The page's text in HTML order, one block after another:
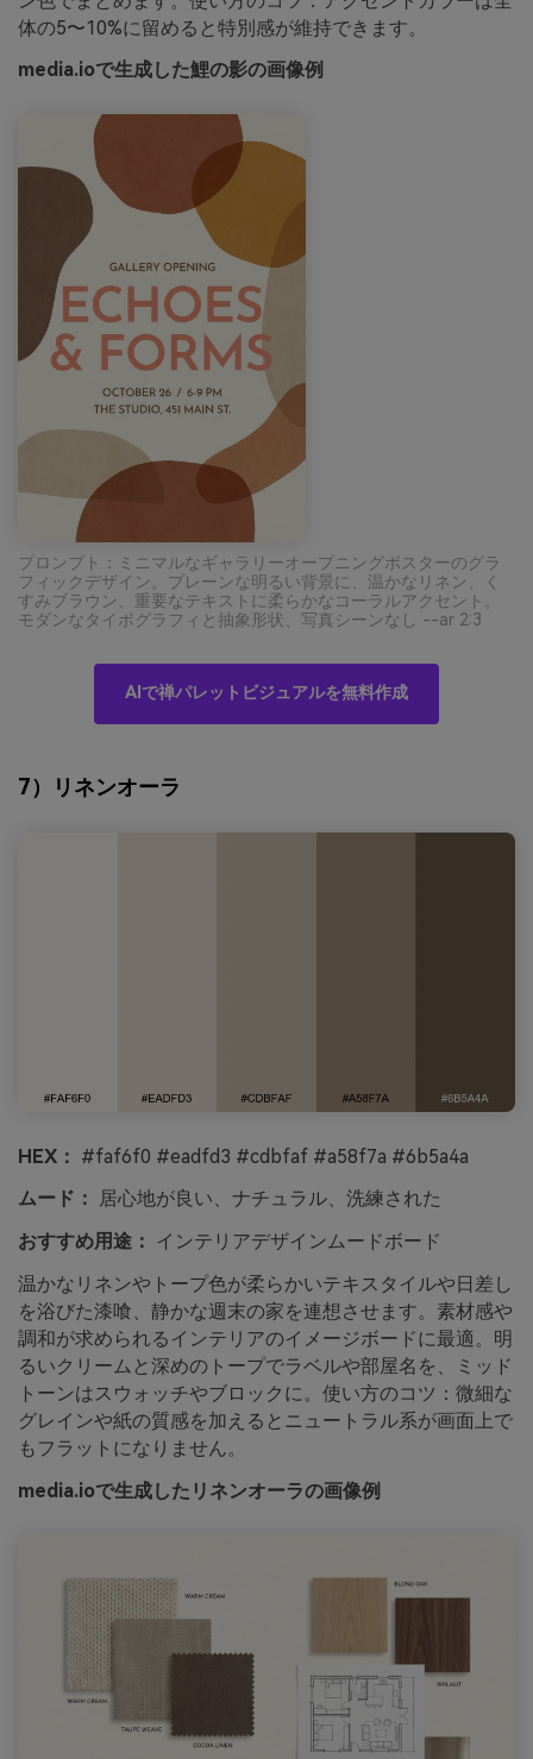
体の5〜10%に留めると特別感が維持できます。
media.ioで生成した鯉の影の画像例
プロンプト：ミニマルなギャラリーオープニングポスターのグラ
フィックデザイン。プレーンな明るい背景に、温かなリネン、く
すみブラウン、重要なテキストに柔らかなコーラルアクセント。
モダンなタイポグラフィと抽象形状、写真シーンなし --ar 2:3
AIで禅パレットビジュアルを無料作成
7）リネンオーラ
HEX： #faf6f0 #eadfd3 #cdbfaf #a58f7a #6b5a4a
ムード：
居心地が良い、ナチュラル、洗練された
おすすめ用途：
インテリアデザインムードボード
温かなリネンやトープ色が柔らかいテキスタイルや日差し
を浴びた漆喰、静かな週末の家を連想させます。素材感や
調和が求められるインテリアのイメージボードに最適。明
るいクリームと深めのトープでラベルや部屋名を、ミッド
トーンはスウォッチやブロックに。使い方のコツ：微細な
グレインや紙の質感を加えるとニュートラル系が画面上で
もフラットになりません。
media.ioで生成したリネンオーラの画像例